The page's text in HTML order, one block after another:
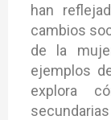
han
cambios
de la
ejemplos
explora